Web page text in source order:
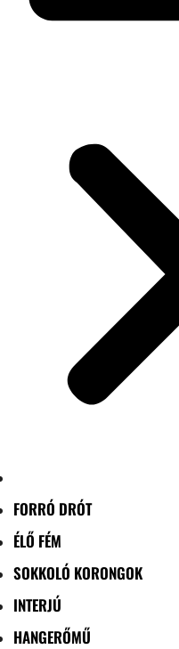
FORRÓ DRÓT
ÉLŐ FÉM
SOKKOLÓ KORONGOK
INTERJÚ
HANGERŐMŰ